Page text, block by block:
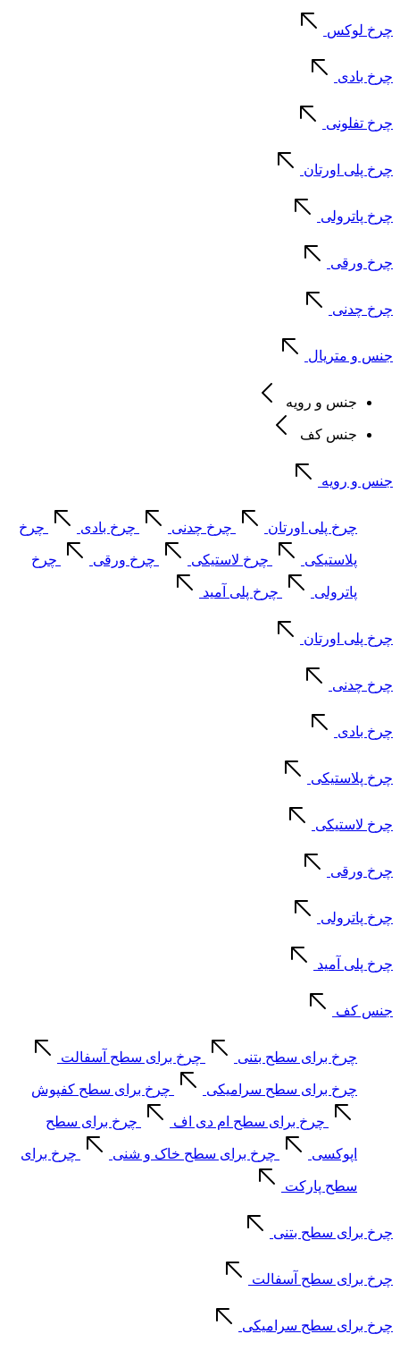
چرخ لوکس
چرخ بادی
چرخ تفلونی
چرخ پلی اورتان
چرخ پاترولی
چرخ ورقی
چرخ چدنی
جنس و متریال
جنس و رویه
جنس کف
جنس و رویه
چرخ پلی اورتان چرخ چدنی چرخ بادی چرخ
پلاستیکی چرخ لاستیکی چرخ ورقی چرخ
پاترولی چرخ پلی آمید
چرخ پلی اورتان
چرخ چدنی
چرخ بادی
چرخ پلاستیکی
چرخ لاستیکی
چرخ ورقی
چرخ پاترولی
چرخ پلی آمید
جنس کف
چرخ برای سطح بتنی چرخ برای سطح آسفالت
چرخ برای سطح سرامیکی چرخ برای سطح کفپوش
چرخ برای سطح ام دی اف چرخ برای سطح
اپوکسی چرخ برای سطح خاک و شنی چرخ برای
سطح پارکت
چرخ برای سطح بتنی
چرخ برای سطح آسفالت
چرخ برای سطح سرامیکی